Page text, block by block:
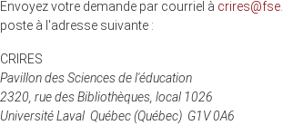
Envoyez votre demande par courriel à
poste à l'adresse suivante :
CRIRES
Pavillon des Sciences de l'éducation
2320, rue des Bibliothèques, local 1026
Université Laval Québec (Québec) G1V 0A6